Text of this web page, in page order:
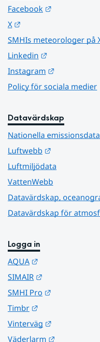
Facebook
X
SMHIs meteorologer på
Linkedin
Instagram
Policy för sociala medier
Datavärdskap
Nationella
Luftwebb
Luftmiljödata
VattenWebb
Datavärdskap,
Datavärdskap för
Logga in
AQUA
SIMAIR
SMHI Pro
Timbr
Vinterväg
Väderlarm